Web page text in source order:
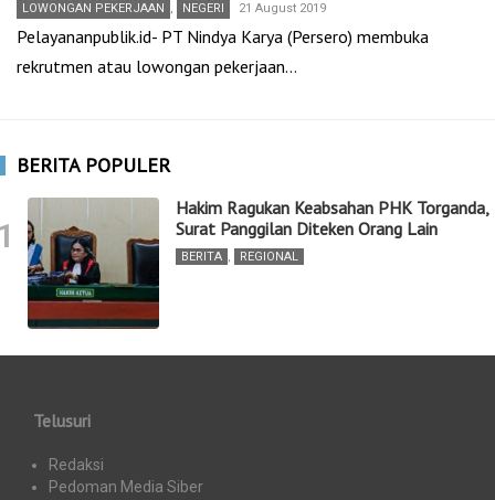
LOWONGAN PEKERJAAN , NEGERI 21 August 2019
Pelayananpublik.id- PT Nindya Karya (Persero) membuka
rekrutmen atau lowongan pekerjaan…
BERITA POPULER
Hakim Ragukan Keabsahan PHK Torganda,
Surat Panggilan Diteken Orang Lain
BERITA , REGIONAL
Telusuri
Redaksi
Pedoman Media Siber